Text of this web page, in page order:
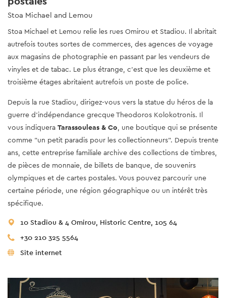
Stoa Michael and Lemou
Stoa Michael et Lemou relie les rues Omirou et Stadiou. Il abritait
autrefois toutes sortes de commerces, des agences de voyage
aux magasins de photographie en passant par les vendeurs de
vinyles et de tabac. Le plus étrange, c'est que les deuxième et
troisième étages abritaient autrefois un poste de police.
Depuis la rue Stadiou, dirigez-vous vers la statue du héros de la
guerre d'indépendance grecque Theodoros Kolokotronis. Il
vous indiquera Tarassouleas & Co, une boutique qui se présente
comme "un petit paradis pour les collectionneurs". Depuis trente
ans, cette entreprise familiale archive des collections de timbres,
de pièces de monnaie, de billets de banque, de souvenirs
olympiques et de cartes postales. Vous pouvez parcourir une
certaine période, une région géographique ou un intérêt très
spécifique.
10 Stadiou & 4 Omirou, Historic Centre, 105 64
+30 210 325 5564
Site internet